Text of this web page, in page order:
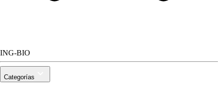
ING-BIO
Categorías